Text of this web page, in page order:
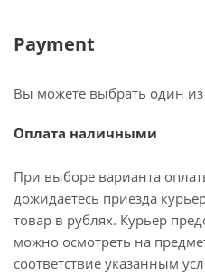
Payment
Вы можете выбрать один из
Оплата наличными
При выборе варианта
дожидаетесь приезда
товар в рублях. Курьер
можно осмотреть на
соответствие указанным